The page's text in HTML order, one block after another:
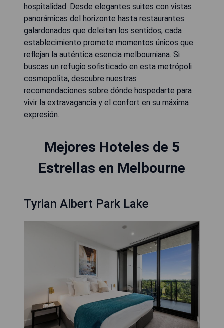
hospitalidad. Desde elegantes suites con vistas
panorámicas del horizonte hasta restaurantes
galardonados que deleitan los sentidos, cada
establecimiento promete momentos únicos que
reflejan la auténtica esencia melbourniana. Si
buscas un refugio sofisticado en esta metrópoli
cosmopolita, descubre nuestras
recomendaciones sobre dónde hospedarte para
vivir la extravagancia y el confort en su máxima
expresión.
Mejores Hoteles de 5
Estrellas en Melbourne
Tyrian Albert Park Lake